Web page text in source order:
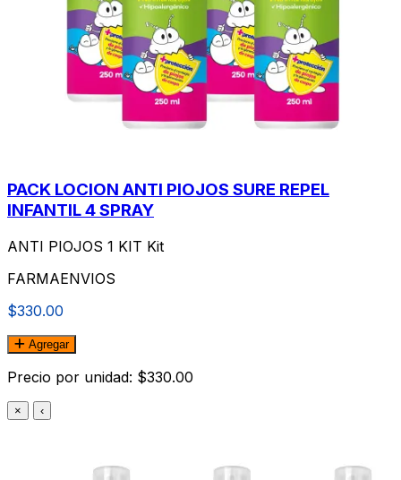
PACK LOCION ANTI PIOJOS SURE REPEL
INFANTIL 4 SPRAY
ANTI PIOJOS 1 KIT Kit
FARMAENVIOS
$330.00
Agregar
Precio por unidad: $330.00
× ‹